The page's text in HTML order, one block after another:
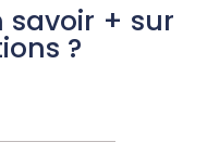
savoir + sur
?